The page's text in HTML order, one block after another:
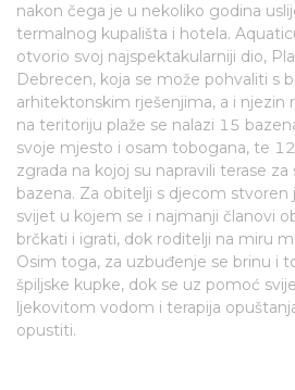
nakon čega je u nekoliko godina
termalnog kupališta i hotela.
otvorio svoj najspektakularniji dio,
Debrecen, koja se može pohvaliti s
arhitektonskim rješenjima, a i njezin
na teritoriju plaže se nalazi 15
svoje mjesto i osam tobogana, te
zgrada na kojoj su napravili terase za
bazena. Za obitelji s djecom stvoren
svijet u kojem se i najmanji članovi
brčkati i igrati, dok roditelji na miru
Osim toga, za uzbuđenje se brinu i
špiljske kupke, dok se uz pomoć
ljekovitom vodom i terapija
opustiti.